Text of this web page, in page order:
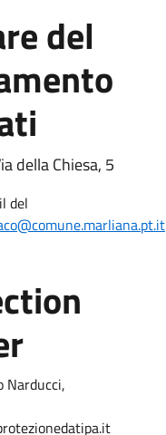
del
della Chiesa, 5
del
Narducci,